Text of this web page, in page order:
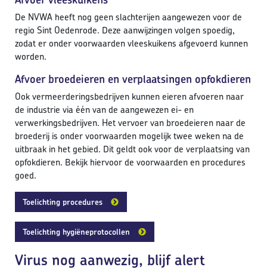
De NVWA heeft nog geen slachterijen aangewezen voor de
regio Sint Oedenrode. Deze aanwijzingen volgen spoedig,
zodat er onder voorwaarden vleeskuikens afgevoerd kunnen
worden.
Afvoer broedeieren en verplaatsingen opfokdieren
Ook vermeerderingsbedrijven kunnen eieren afvoeren naar
de industrie via één van de aangewezen ei- en
verwerkingsbedrijven. Het vervoer van broedeieren naar de
broederij is onder voorwaarden mogelijk twee weken na de
uitbraak in het gebied. Dit geldt ook voor de verplaatsing van
opfokdieren. Bekijk hiervoor de voorwaarden en procedures
goed.
Toelichting procedures
Toelichting hygiëneprotocollen
Virus nog aanwezig, blijf alert